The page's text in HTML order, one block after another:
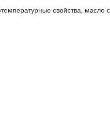
свойства, масло